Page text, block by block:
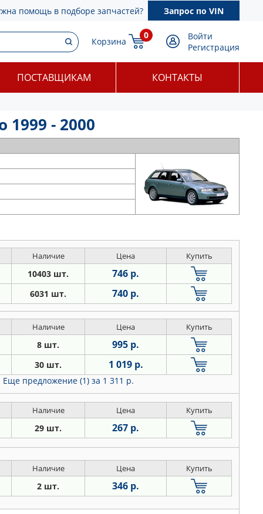
помощь в подборе запчастей? Запрос по VIN
Корзина
0
Войти
Регистрация
ПОСТАВЩИКАМ КОНТАКТЫ
- 2000
Наличие Цена Купить
10403 шт. 746 р.
6031 шт. 740 р.
Наличие Цена Купить
8 шт. 995 р.
30 шт. 1 019 р.
Еще предложение (1) за 1 311 р.
Наличие Цена Купить
29 шт. 267 р.
Наличие Цена Купить
2 шт. 346 р.